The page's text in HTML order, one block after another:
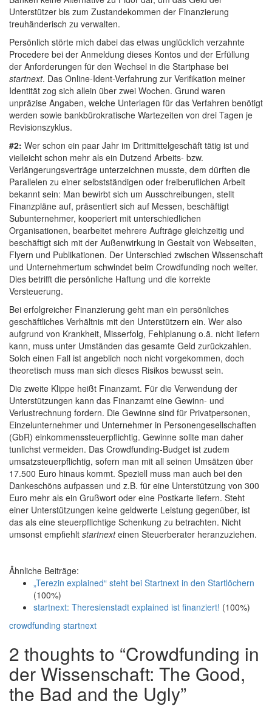
Unterstützer bis zum Zustandekommen der Finanzierung
treuhänderisch zu verwalten.
Persönlich störte mich dabei das etwas unglücklich verzahnte
Procedere bei der Anmeldung dieses Kontos und der Erfüllung
der Anforderungen für den Wechsel in die Startphase bei
startnext. Das Online-Ident-Verfahrung zur Verifikation meiner
Identität zog sich allein über zwei Wochen. Grund waren
unpräzise Angaben, welche Unterlagen für das Verfahren benötigt
werden sowie bankbürokratische Wartezeiten von drei Tagen je
Revisionszyklus.
#2: Wer schon ein paar Jahr im Drittmittelgeschäft tätig ist und
vielleicht schon mehr als ein Dutzend Arbeits- bzw.
Verlängerungsverträge unterzeichnen musste, dem dürften die
Parallelen zu einer selbstständigen oder freiberuflichen Arbeit
bekannt sein: Man bewirbt sich um Ausschreibungen, stellt
Finanzpläne auf, präsentiert sich auf Messen, beschäftigt
Subunternehmer, kooperiert mit unterschiedlichen
Organisationen, bearbeitet mehrere Aufträge gleichzeitig und
beschäftigt sich mit der Außenwirkung in Gestalt von Webseiten,
Flyern und Publikationen. Der Unterschied zwischen Wissenschaft
und Unternehmertum schwindet beim Crowdfunding noch weiter.
Dies betrifft die persönliche Haftung und die korrekte
Versteuerung.
Bei erfolgreicher Finanzierung geht man ein persönliches
geschäftliches Verhältnis mit den Unterstützern ein. Wer also
aufgrund von Krankheit, Misserfolg, Fehlplanung o.ä. nicht liefern
kann, muss unter Umständen das gesamte Geld zurückzahlen.
Solch einen Fall ist angeblich noch nicht vorgekommen, doch
theoretisch muss man sich dieses Risikos bewusst sein.
Die zweite Klippe heißt Finanzamt. Für die Verwendung der
Unterstützungen kann das Finanzamt eine Gewinn- und
Verlustrechnung fordern. Die Gewinne sind für Privatpersonen,
Einzelunternehmer und Unternehmer in Personengesellschaften
(GbR) einkommenssteuerpflichtig. Gewinne sollte man daher
tunlichst vermeiden. Das Crowdfunding-Budget ist zudem
umsatzsteuerpflichtig, sofern man mit all seinen Umsätzen über
17.500 Euro hinaus kommt. Speziell muss man auch bei den
Dankeschöns aufpassen und z.B. für eine Unterstützung von 300
Euro mehr als ein Grußwort oder eine Postkarte liefern. Steht
einer Unterstützungen keine geldwerte Leistung gegenüber, ist
das als eine steuerpflichtige Schenkung zu betrachten. Nicht
umsonst empfiehlt startnexteinen Steuerberater heranzuziehen.
Ähnliche Beiträge:
„Terezin explained“ steht bei Startnext in den Startlöchern
(100%)
startnext: Theresienstadt explained ist finanziert! (100%)
crowdfunding startnext
2 thoughts to “Crowdfunding in
der Wissenschaft: The Good,
the Bad and the Ugly”